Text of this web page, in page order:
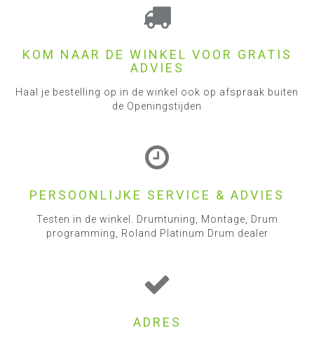
KOM NAAR DE WINKEL VOOR GRATIS
ADVIES
Haal je bestelling op in de winkel ook op afspraak buiten
de Openingstijden
PERSOONLIJKE SERVICE & ADVIES
Testen in de winkel. Drumtuning, Montage, Drum
programming, Roland Platinum Drum dealer
ADRES